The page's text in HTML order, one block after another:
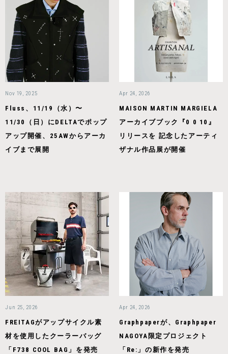
Nov 19, 2025
Fluss、11/19（水）〜
11/30（日）にDELTAでポップ
アップ開催、25AWからアーカ
イブまで展開
Apr 24, 2026
MAISON MARTIN MARGIELA
アーカイブブック『0 0 10』
リリースを 記念したアーティ
ザナル作品展が開催
Jun 25, 2026
FREITAGがアップサイクル素
材を使用したクーラーバッグ
「F738 COOL BAG」を発売
Apr 24, 2026
Graphpaperが、Graphpaper
NAGOYA限定プロジェクト
「Re:」の新作を発売